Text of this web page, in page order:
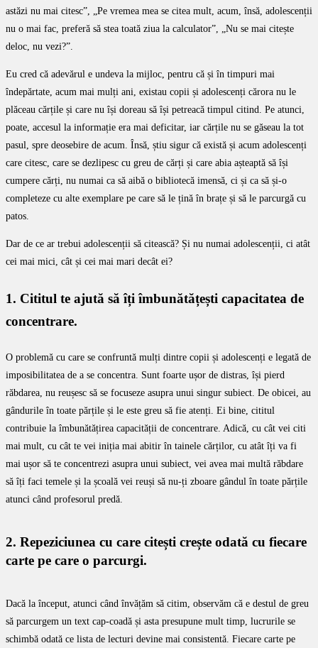
astăzi nu mai citesc”, „Pe vremea mea se citea mult, acum, însă, adolescenții
nu o mai fac, preferă să stea toată ziua la calculator”, „Nu se mai citește
deloc, nu vezi?”.
Eu cred că adevărul e undeva la mijloc, pentru că și în timpuri mai
îndepărtate, acum mai mulți ani, existau copii și adolescenți cărora nu le
plăceau cărțile și care nu își doreau să își petreacă timpul citind. Pe atunci,
poate, accesul la informație era mai deficitar, iar cărțile nu se găseau la tot
pasul, spre deosebire de acum. Însă, știu sigur că există și acum adolescenți
care citesc, care se dezlipesc cu greu de cărți și care abia așteaptă să își
cumpere cărți, nu numai ca să aibă o bibliotecă imensă, ci și ca să și-o
completeze cu alte exemplare pe care să le țină în brațe și să le parcurgă cu
patos.
Dar de ce ar trebui adolescenții să citească? Și nu numai adolescenții, ci atât
cei mai mici, cât și cei mai mari decât ei?
1. Cititul te ajută să îți îmbunătățești capacitatea de
concentrare.
O problemă cu care se confruntă mulți dintre copii și adolescenți e legată de
imposibilitatea de a se concentra. Sunt foarte ușor de distras, își pierd
răbdarea, nu reușesc să se focuseze asupra unui singur subiect. De obicei, au
gândurile în toate părțile și le este greu să fie atenți. Ei bine, cititul
contribuie la îmbunătățirea capacității de concentrare. Adică, cu cât vei citi
mai mult, cu cât te vei iniția mai abitir în tainele cărților, cu atât îți va fi
mai ușor să te concentrezi asupra unui subiect, vei avea mai multă răbdare
să îți faci temele și la școală vei reuși să nu-ți zboare gândul în toate părțile
atunci când profesorul predă.
2. Repeziciunea cu care citești crește odată cu fiecare
carte pe care o parcurgi.
Dacă la început, atunci când învățăm să citim, observăm că e destul de greu
să parcurgem un text cap-coadă și asta presupune mult timp, lucrurile se
schimbă odată ce lista de lecturi devine mai consistentă. Fiecare carte pe